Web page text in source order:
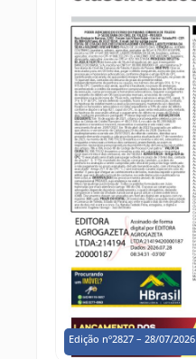
Edição nº2827 – 28/07/2026